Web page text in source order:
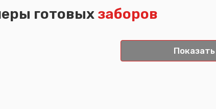
готовых заборов